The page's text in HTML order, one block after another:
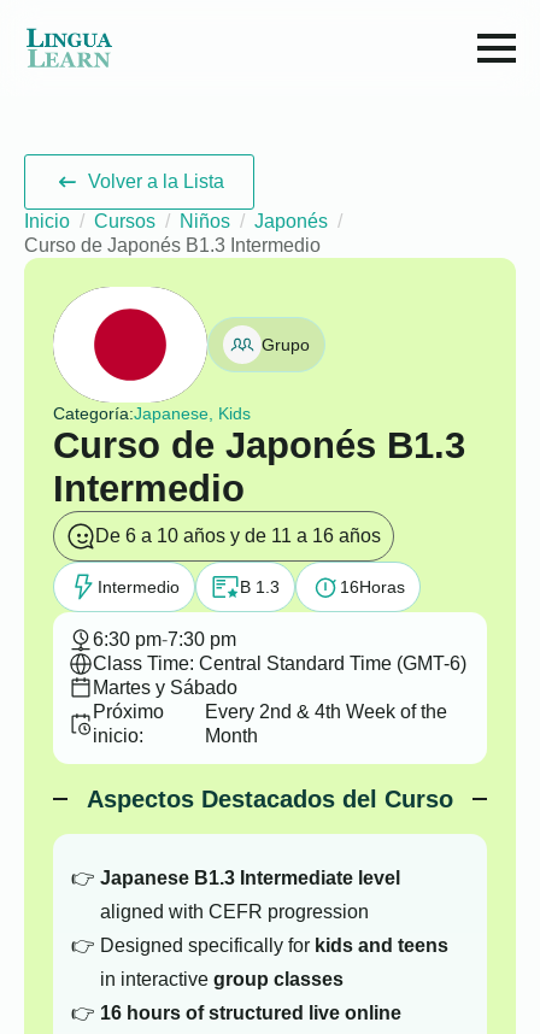
Volver a la Lista
Inicio
Cursos Niños
Japonés
Curso de Japonés B1.3 Intermedio
Grupo
Categoría:Japanese, Kids
Curso de Japonés B1.3
Intermedio
De 6 a 10 años y de 11 a 16 años
Intermedio B 1.3 16Horas
6:30 pm-7:30 pm
Class Time: Central Standard Time (GMT-6)
Martes y Sábado
Próximo
inicio:
Every 2nd & 4th Week of the
Month
Aspectos Destacados del Curso
Japanese B1.3 Intermediate level
aligned with CEFR progression
Designed specifically for kids and teens
in interactive group classes
16 hours of structured live online